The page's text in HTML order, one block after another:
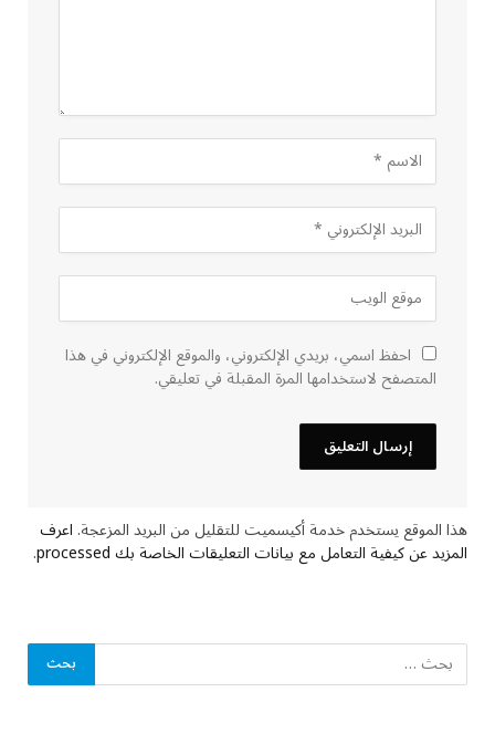
احفظ اسمي، بريدي الإلكتروني، والموقع الإلكتروني في هذا
المتصفح لاستخدامها المرة المقبلة في تعليقي.
هذا الموقع يستخدم خدمة أكيسميت للتقليل من البريد المزعجة.اعرف
المزيد عن كيفية التعامل مع بيانات التعليقات الخاصة بك processed .